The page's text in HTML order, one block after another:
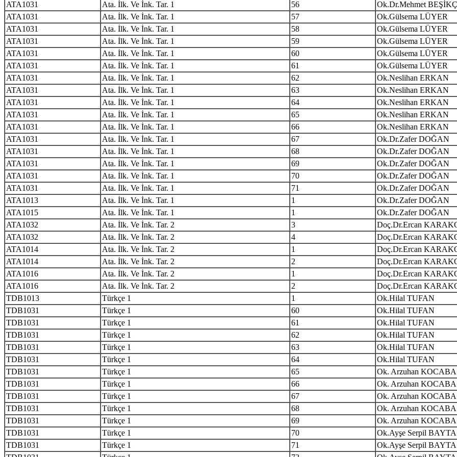
ATA1031 Ata. İlk. Ve İnk. Tar. 1 56
Ok.Dr.Mehmet
ATA1031
Ata. İlk. Ve İnk. Tar. 1 57
Ok.Gülsema LÜYER
ATA1031
Ata. İlk. Ve İnk. Tar. 1 58
Ok.Gülsema LÜYER
ATA1031
Ata. İlk. Ve İnk. Tar. 1 59
Ok.Gülsema LÜYER
ATA1031
Ata. İlk. Ve İnk. Tar. 1 60
Ok.Gülsema LÜYER
ATA1031
Ata. İlk. Ve İnk. Tar. 1 61
Ok.Gülsema LÜYER
ATA1031
Ata. İlk. Ve İnk. Tar. 1 62
Ok.Neslihan ERKAN
ATA1031
Ata. İlk. Ve İnk. Tar. 1 63
Ok.Neslihan ERKAN
ATA1031
Ata. İlk. Ve İnk. Tar. 1 64
Ok.Neslihan ERKAN
ATA1031
Ata. İlk. Ve İnk. Tar. 1 65
Ok.Neslihan ERKAN
ATA1031
Ata. İlk. Ve İnk. Tar. 1 66
Ok.Neslihan ERKAN
ATA1031
Ata. İlk. Ve İnk. Tar. 1 67
Ok.Dr.Zafer DOĞAN
ATA1031
Ata. İlk. Ve İnk. Tar. 1 68
Ok.Dr.Zafer DOĞAN
ATA1031
Ata. İlk. Ve İnk. Tar. 1 69
Ok.Dr.Zafer DOĞAN
ATA1031
Ata. İlk. Ve İnk. Tar. 1 70
Ok.Dr.Zafer DOĞAN
ATA1031
Ata. İlk. Ve İnk. Tar. 1 71
Ok.Dr.Zafer DOĞAN
ATA1013
Ata. İlk. Ve İnk. Tar. 1 1
Ok.Dr.Zafer DOĞAN
ATA1015
Ata. İlk. Ve İnk. Tar. 1 1
Ok.Dr.Zafer DOĞAN
ATA1032
Ata. İlk. Ve İnk. Tar. 2 3
Doç.Dr.Ercan
ATA1032
Ata. İlk. Ve İnk. Tar. 2 4
Doç.Dr.Ercan
ATA1014
Ata. İlk. Ve İnk. Tar. 2 1
Doç.Dr.Ercan
ATA1014
Ata. İlk. Ve İnk. Tar. 2 2
Doç.Dr.Ercan
ATA1016
Ata. İlk. Ve İnk. Tar. 2 1
Doç.Dr.Ercan
ATA1016
Ata. İlk. Ve İnk. Tar. 2 2
Doç.Dr.Ercan
TDB1013
Türkçe 1 1
Ok.Hilal TUFAN
TDB1031
Türkçe 1 60
Ok.Hilal TUFAN
TDB1031
Türkçe 1 61
Ok.Hilal TUFAN
TDB1031
Türkçe 1 62
Ok.Hilal TUFAN
TDB1031
Türkçe 1 63
Ok.Hilal TUFAN
TDB1031
Türkçe 1 64
Ok.Hilal TUFAN
TDB1031
Türkçe 1 65
Ok. Arzuhan
TDB1031
Türkçe 1 66
Ok. Arzuhan
TDB1031
Türkçe 1 67
Ok. Arzuhan
TDB1031
Türkçe 1 68
Ok. Arzuhan
TDB1031
Türkçe 1 69
Ok. Arzuhan
TDB1031
Türkçe 1 70
Ok.Ayşe Serpil
TDB1031
Türkçe 1 71
Ok.Ayşe Serpil